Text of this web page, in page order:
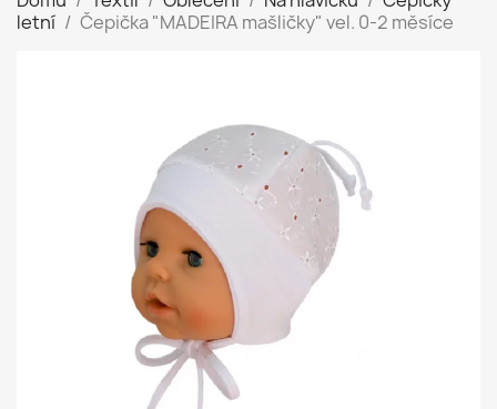
letní
Čepička "MADEIRA mašličky" vel. 0-2 měsíce